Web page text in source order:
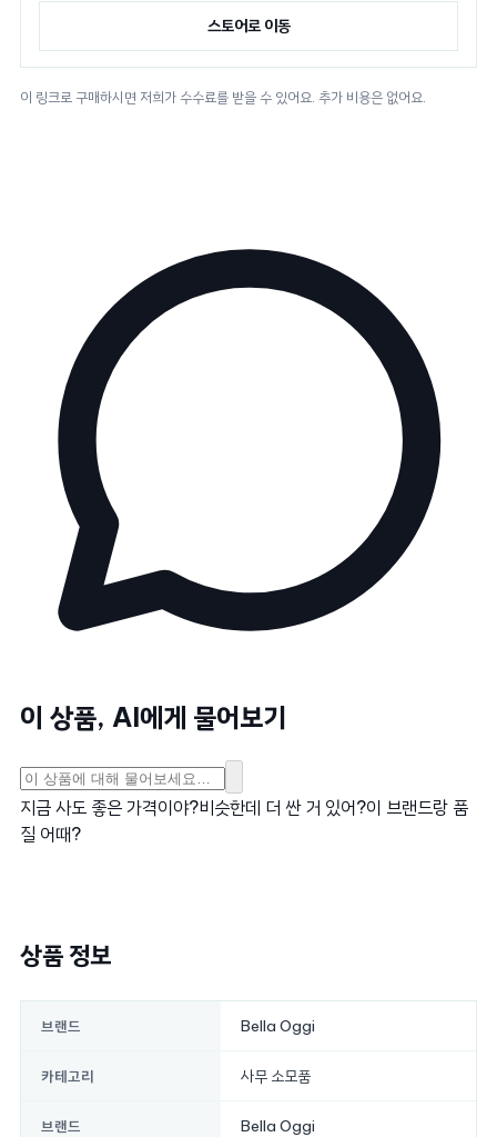
스토어로 이동
이 링크로 구매하시면 저희가 수수료를 받을 수 있어요. 추가 비용은 없어요.
이 상품, AI에게 물어보기
지금 사도 좋은 가격이야?비슷한데 더 싼 거 있어?이 브랜드랑 품
질 어때?
상품 정보
브랜드 Bella Oggi
카테고리 사무 소모품
브랜드 Bella Oggi